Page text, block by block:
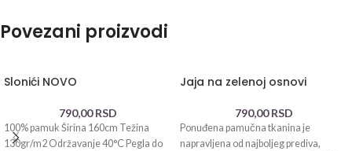
Povezani proizvodi
Slonići NOVO
790,00RSD
100% pamuk Širina 160cm Težina
130gr/m2 Održavanje 40°C Pegla do
Jaja na zelenoj osnovi
790,00RSD
Ponuđena pamučna tkanina je
napravljena od najboljeg prediva,